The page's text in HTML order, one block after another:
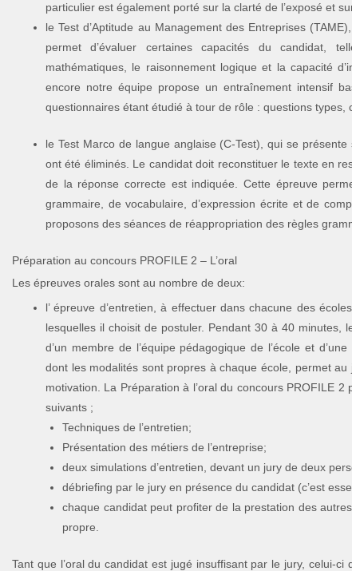
particulier est également porté sur la clarté de l’exposé et
le Test d’Aptitude au Management des Entreprises
permet d’évaluer certaines capacités du candidat,
mathématiques, le raisonnement logique et la capacité
encore notre équipe propose un entraînement intensif
questionnaires étant étudié à tour de rôle : questions types,
le Test Marco de langue anglaise (C-Test), qui se
ont été éliminés. Le candidat doit reconstituer le texte en
de la réponse correcte est indiquée. Cette épreuve
grammaire, de vocabulaire, d’expression écrite et de
proposons des séances de réappropriation des règles
Préparation au concours PROFILE 2 – L’oral
Les épreuves orales sont au nombre de deux:
l’ épreuve d’entretien, à effectuer dans chacune des
lesquelles il choisit de postuler. Pendant 30 à 40 minutes,
d’un membre de l’équipe pédagogique de l’école et
dont les modalités sont propres à chaque école, permet
motivation. La Préparation à l’oral du concours PROFILE
suivants ;
Techniques de l’entretien;
Présentation des métiers de l’entreprise;
deux simulations d’entretien, devant un jury de deux
débriefing par le jury en présence du candidat (c’est
chaque candidat peut profiter de la prestation des
propre.
Tant que l’oral du candidat est jugé insuffisant par le jury, celui-